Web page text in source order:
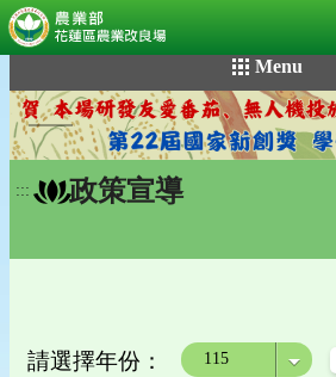
到
主
要
內
容
Menu
::: 政策宣導
請選擇年份：